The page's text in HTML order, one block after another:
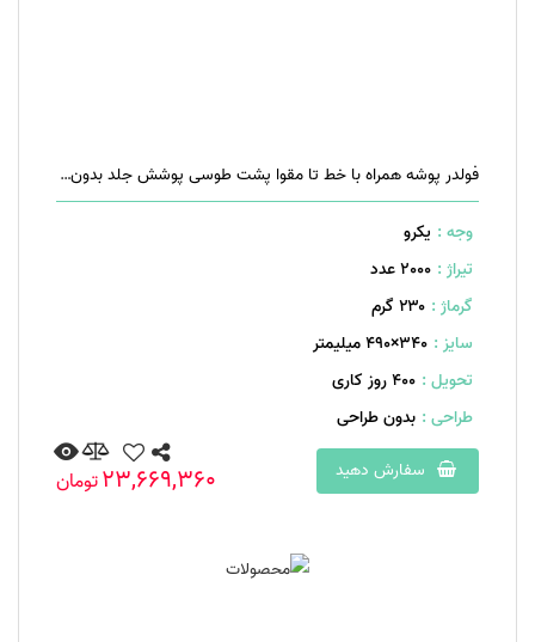
فولدر پوشه همراه با خط تا مقوا پشت طوسی پوشش جلد بدون پوشش افست دو رنگ (قرمز و مشکی)
وجه : یکرو
تیراژ : 2000 عدد
گرماژ : ۲۳۰ گرم
سایز : 340×490 میلیمتر
تحویل : 400 روز کاری
طراحی : بدون طراحی
سفارش دهید
23,669,360تومان